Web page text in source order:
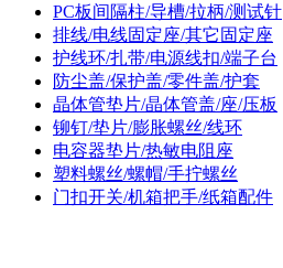
PC板间隔柱/导槽/拉柄/测试针
排线/电线固定座/其它固定座
护线环/扎带/电源线扣/端子台
防尘盖/保护盖/零件盖/护套
晶体管垫片/晶体管盖/座/压板
铆钉/垫片/膨胀螺丝/线环
电容器垫片/热敏电阻座
塑料螺丝/螺帽/手拧螺丝
门扣开关/机箱把手/纸箱配件